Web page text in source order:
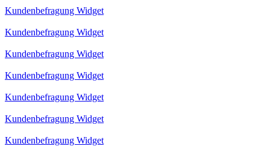
Kundenbefragung Widget
Kundenbefragung Widget
Kundenbefragung Widget
Kundenbefragung Widget
Kundenbefragung Widget
Kundenbefragung Widget
Kundenbefragung Widget